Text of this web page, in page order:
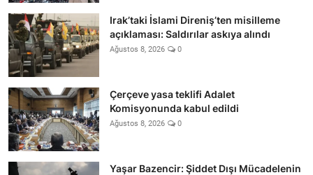
Irak’taki İslami Direniş’ten misilleme
açıklaması: Saldırılar askıya alındı
Ağustos 8, 2026 0
Çerçeve yasa teklifi Adalet
Komisyonunda kabul edildi
Ağustos 8, 2026 0
Yaşar Bazencir: Şiddet Dışı Mücadelenin